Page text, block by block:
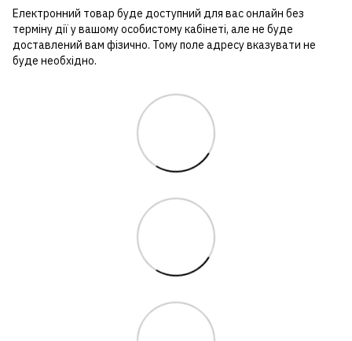
Електронний товар буде доступний для вас онлайн без
терміну дії у вашому особистому кабінеті, але не буде
доставлений вам фізично. Тому поле адресу вказувати не
буде необхідно.